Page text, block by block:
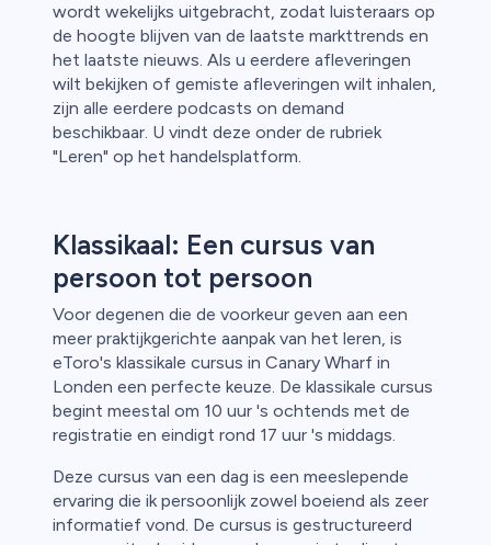
wordt wekelijks uitgebracht, zodat luisteraars op
de hoogte blijven van de laatste markttrends en
het laatste nieuws. Als u eerdere afleveringen
wilt bekijken of gemiste afleveringen wilt inhalen,
zijn alle eerdere podcasts on demand
beschikbaar. U vindt deze onder de rubriek
"Leren" op het handelsplatform.
Klassikaal: Een cursus van
persoon tot persoon
Voor degenen die de voorkeur geven aan een
meer praktijkgerichte aanpak van het leren, is
eToro's klassikale cursus in Canary Wharf in
Londen een perfecte keuze. De klassikale cursus
begint meestal om 10 uur 's ochtends met de
registratie en eindigt rond 17 uur 's middags.
Deze cursus van een dag is een meeslepende
ervaring die ik persoonlijk zowel boeiend als zeer
informatief vond. De cursus is gestructureerd